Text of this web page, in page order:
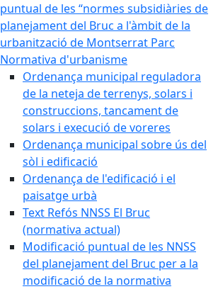
puntual de les “normes subsidiàries de
planejament del Bruc a l'àmbit de la
urbanització de Montserrat Parc
Normativa d'urbanisme
Ordenança municipal reguladora
de la neteja de terrenys, solars i
construccions, tancament de
solars i execució de voreres
Ordenança municipal sobre ús del
sòl i edificació
Ordenança de l'edificació i el
paisatge urbà
Text Refós NNSS El Bruc
(normativa actual)
Modificació puntual de les NNSS
del planejament del Bruc per a la
modificació de la normativa